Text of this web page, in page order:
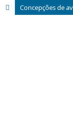
Concepções de